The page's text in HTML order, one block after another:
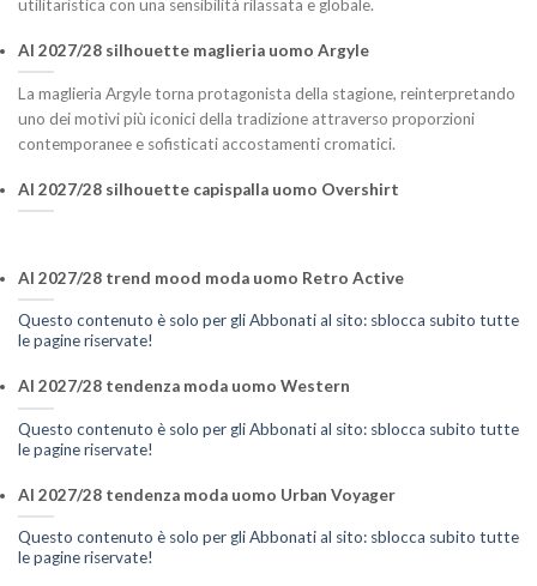
utilitaristica con una sensibilità rilassata e globale.
AI 2027/28 silhouette maglieria uomo Argyle
La maglieria Argyle torna protagonista della stagione, reinterpretando
uno dei motivi più iconici della tradizione attraverso proporzioni
contemporanee e sofisticati accostamenti cromatici.
AI 2027/28 silhouette capispalla uomo Overshirt
AI 2027/28 trend mood moda uomo Retro Active
Questo contenuto è solo per gli Abbonati al sito: sblocca subito tutte
le pagine riservate!
AI 2027/28 tendenza moda uomo Western
Questo contenuto è solo per gli Abbonati al sito: sblocca subito tutte
le pagine riservate!
AI 2027/28 tendenza moda uomo Urban Voyager
Questo contenuto è solo per gli Abbonati al sito: sblocca subito tutte
le pagine riservate!